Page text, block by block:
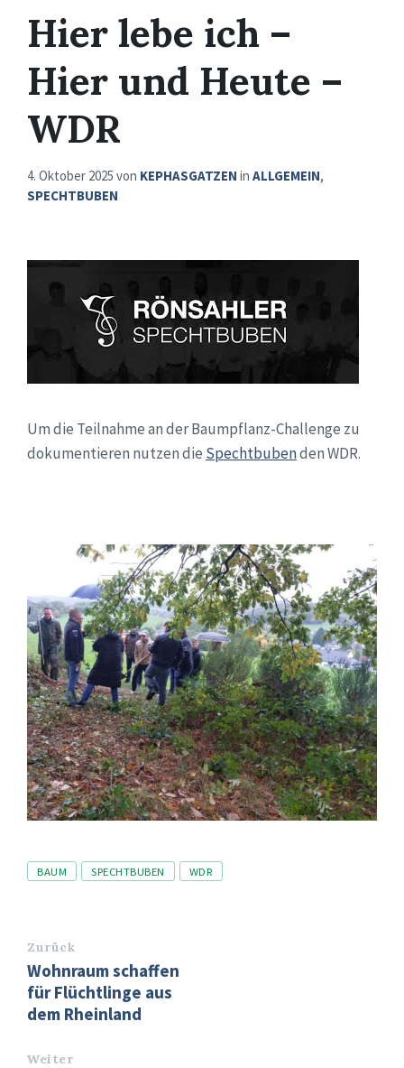
Hier lebe ich –
Hier und Heute –
WDR
4. Oktober 2025 von KEPHASGATZEN in ALLGEMEIN,
SPECHTBUBEN
Um die Teilnahme an der Baumpflanz-Challenge zu
dokumentieren nutzen die Spechtbubenden WDR.
Tags
BAUM SPECHTBUBEN WDR
Zurück
Wohnraum schaffen
für Flüchtlinge aus
dem Rheinland
Weiter